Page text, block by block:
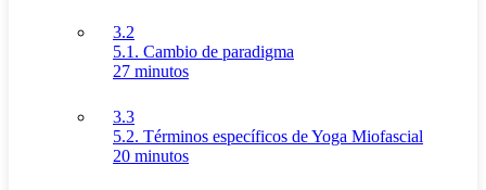
3.2
5.1. Cambio de paradigma
27 minutos
3.3
5.2. Términos específicos de Yoga Miofascial
20 minutos